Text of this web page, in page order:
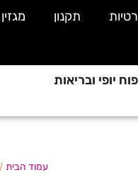
תקנון מגזין
יופי ובריאות
עמוד הבית /